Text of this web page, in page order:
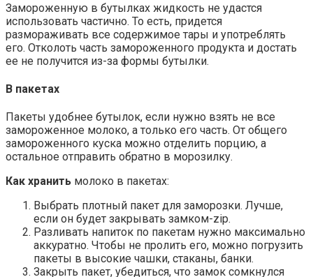
Замороженную в бутылках жидкость не удастся
использовать частично. То есть, придется
размораживать все содержимое тары и употреблять
его. Отколоть часть замороженного продукта и достать
ее не получится из-за формы бутылки.
В пакетах
Пакеты удобнее бутылок, если нужно взять не все
замороженное молоко, а только его часть. От общего
замороженного куска можно отделить порцию, а
остальное отправить обратно в морозилку.
Как хранить молоко в пакетах:
Выбрать плотный пакет для заморозки. Лучше,
если он будет закрывать замком-zip.
Разливать напиток по пакетам нужно максимально
аккуратно. Чтобы не пролить его, можно погрузить
пакеты в высокие чашки, стаканы, банки.
Закрыть пакет, убедиться, что замок сомкнулся